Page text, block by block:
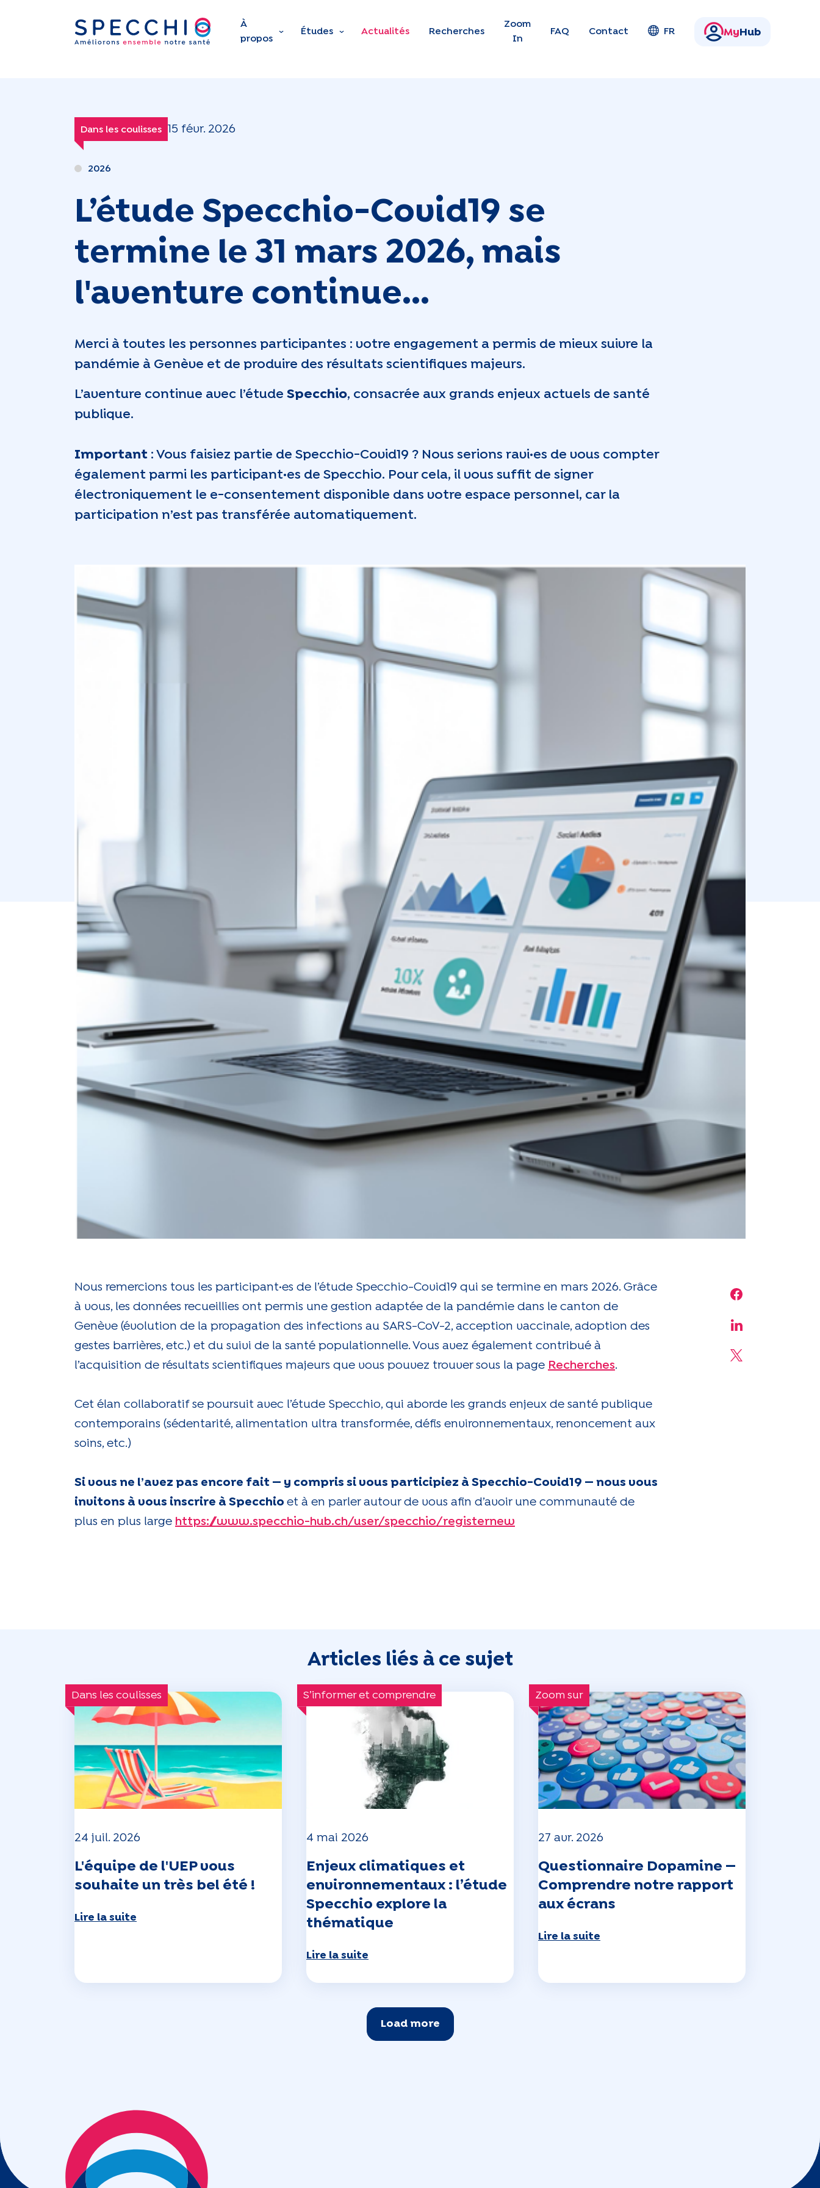
Skip to main content
À
propos
Études Actualités Recherches
Zoom
In
FAQ Contact FR My Hub
Dans les coulisses 15 févr. 2026
2026
L’étude Specchio-Covid19 se
termine le 31 mars 2026, mais
l'aventure continue...
Merci à toutes les personnes participantes : votre engagement a permis de mieux suivre la
pandémie à Genève et de produire des résultats scientifiques majeurs.
L’aventure continue avec l’étude Specchio, consacrée aux grands enjeux actuels de santé
publique.
Important : Vous faisiez partie de Specchio-Covid19 ? Nous serions ravi·es de vous compter
également parmi les participant·es de Specchio. Pour cela, il vous suffit de signer
électroniquement le e-consentement disponible dans votre espace personnel, car la
participation n’est pas transférée automatiquement.
Share on
Share on
Share on X
Nous remercions tous les participant·es de l’étude Specchio-Covid19 qui se termine en mars 2026. Grâce
à vous, les données recueillies ont permis une gestion adaptée de la pandémie dans le canton de
Genève (évolution de la propagation des infections au SARS-CoV-2, acception vaccinale, adoption des
gestes barrières, etc.) et du suivi de la santé populationnelle. Vous avez également contribué à
l’acquisition de résultats scientifiques majeurs que vous pouvez trouver sous la page Recherches.
Cet élan collaboratif se poursuit avec l’étude Specchio, qui aborde les grands enjeux de santé publique
contemporains (sédentarité, alimentation ultra transformée, défis environnementaux, renoncement aux
soins, etc.)
Si vous ne l’avez pas encore fait — y compris si vous participiez à Specchio-Covid19 — nous vous
invitons à vous inscrire à Specchio et à en parler autour de vous afin d’avoir une communauté de
plus en plus large https://www.specchio-hub.ch/user/specchio/registernew
Articles liés à ce sujet
Dans les coulisses
24 juil. 2026
L'équipe de l'UEP vous
souhaite un très bel été !
Lire la suite
S’informer et comprendre
4 mai 2026
Enjeux climatiques et
environnementaux : l’étude
Specchio explore la
thématique
Lire la suite
Zoom sur
27 avr. 2026
Questionnaire Dopamine —
Comprendre notre rapport
aux écrans
Lire la suite
Load more